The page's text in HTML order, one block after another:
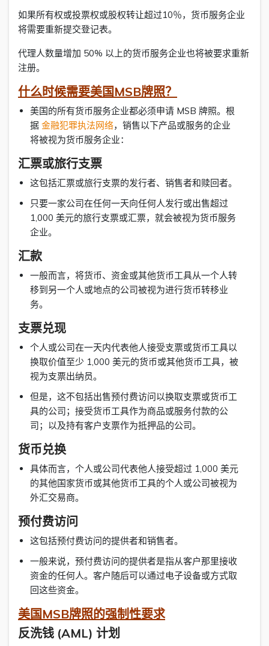
如果所有权或投票权或股权转让超过10％，货币服务企业
将需要重新提交登记表。
代理人数量增加 50% 以上的货币服务企业也将被要求重新
注册。
什么时候需要美国MSB牌照？
美国的所有货币服务企业都必须申请 MSB 牌照。根
据 金融犯罪执法网络，销售以下产品或服务的企业
将被视为货币服务企业：
汇票或旅行支票
这包括汇票或旅行支票的发行者、销售者和赎回者。
只要一家公司在任何一天向任何人发行或出售超过
1,000 美元的旅行支票或汇票，就会被视为货币服务
企业。
汇款
一般而言，将货币、资金或其他货币工具从一个人转
移到另一个人或地点的公司被视为进行货币转移业
务。
支票兑现
个人或公司在一天内代表他人接受支票或货币工具以
换取价值至少 1,000 美元的货币或其他货币工具，被
视为支票出纳员。
但是，这不包括出售预付费访问以换取支票或货币工
具的公司；接受货币工具作为商品或服务付款的公
司；以及持有客户支票作为抵押品的公司。
货币兑换
具体而言，个人或公司代表他人接受超过 1,000 美元
的其他国家货币或其他货币工具的个人或公司被视为
外汇交易商。
预付费访问
这包括预付费访问的提供者和销售者。
一般来说，预付费访问的提供者是指从客户那里接收
资金的任何人。客户随后可以通过电子设备或方式取
回这些资金。
美国MSB牌照的强制性要求
反洗钱 (AML) 计划